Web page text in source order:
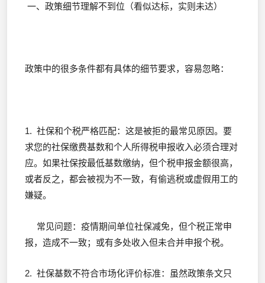
一、政策细节理解不到位（看似达标，实则未达）
政策中的很多条件都有具体的细节要求，容易忽略：
1. 社保和个税严格匹配：这是被拒的最常见原因。要
求您的社保缴费基数和个人所得税申报收入必须合理对
应。如果社保按最低基数缴纳，但个税申报金额很高，
或者反之，都会被视为不一致，有偷逃税或虚假用工的
嫌疑。
常见问题：疫情期间单位社保减免，但个税正常申
报，造成不一致；或有多处收入但未合并申报个税。
2. 社保基数不符合市场化评价标准：虽然政策条文只